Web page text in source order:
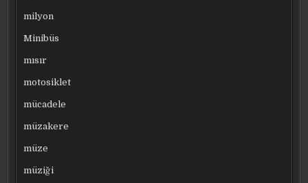
milyon
Minibüs
mısır
motosiklet
mücadele
müzakere
müze
müziği